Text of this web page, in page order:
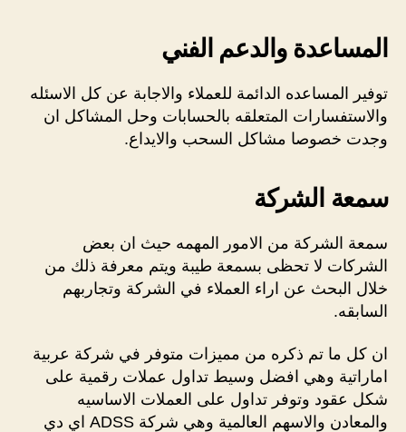
المساعدة والدعم الفني
توفير المساعده الدائمة للعملاء والاجابة عن كل الاسئله
والاستفسارات المتعلقه بالحسابات وحل المشاكل ان
وجدت خصوصا مشاكل السحب والايداع.
سمعة الشركة
سمعة الشركة من الامور المهمه حيث ان بعض
الشركات لا تحظى بسمعة طيبة ويتم معرفة ذلك من
خلال البحث عن اراء العملاء في الشركة وتجاربهم
السابقه.
ان كل ما تم ذكره من مميزات متوفر في شركة عربية
اماراتية وهي افضل وسيط تداول عملات رقمية على
شكل عقود وتوفر تداول على العملات الاساسيه
والمعادن والاسهم العالمية وهي شركة ADSS اي دي